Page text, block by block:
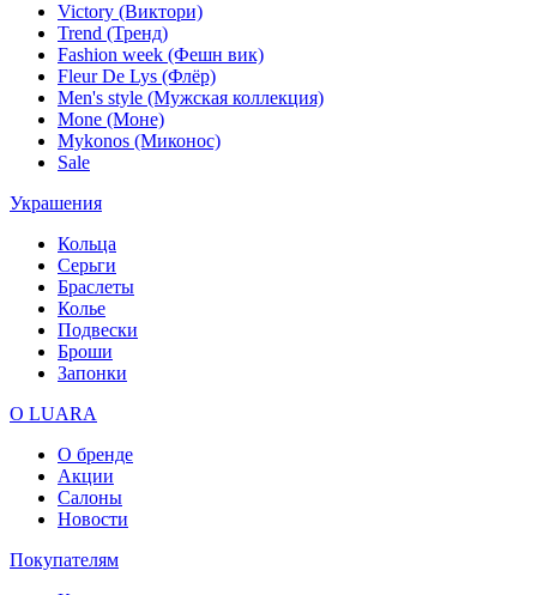
Victory (Виктори)
Trend (Тренд)
Fashion week (Фешн вик)
Fleur De Lys (Флёр)
Men's style (Мужская коллекция)
Mone (Моне)
Mykonos (Миконос)
Sale
Украшения
Кольца
Серьги
Браслеты
Колье
Подвески
Броши
Запонки
О LUARA
О бренде
Акции
Салоны
Новости
Покупателям